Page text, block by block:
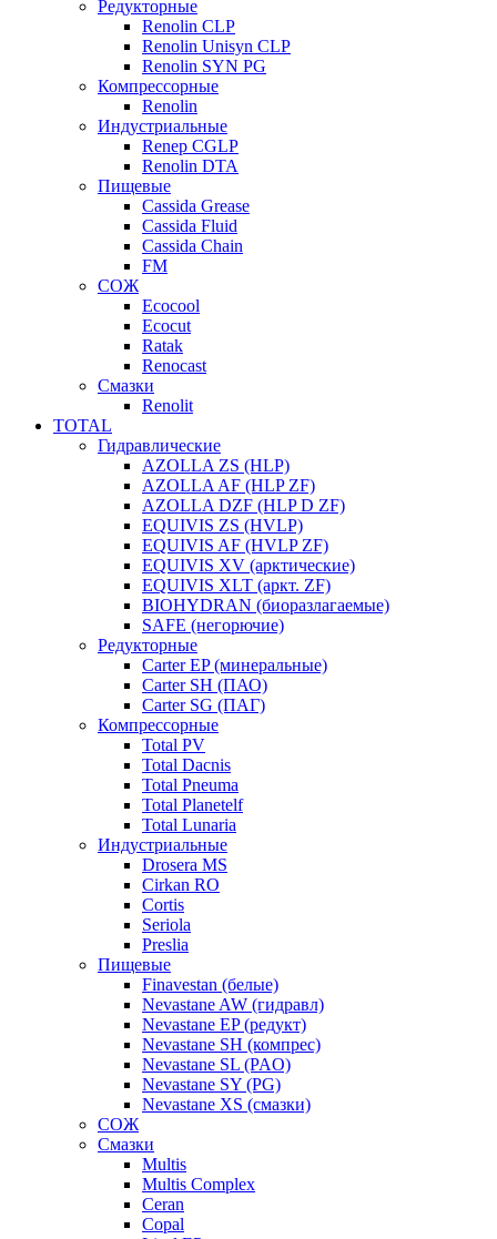
Редукторные
Renolin CLP
Renolin Unisyn CLP
Renolin SYN PG
Компрессорные
Renolin
Индустриальные
Renep CGLP
Renolin DTA
Пищевые
Cassida Grease
Cassida Fluid
Cassida Chain
FM
СОЖ
Ecocool
Ecocut
Ratak
Renocast
Смазки
Renolit
TOTAL
Гидравлические
AZOLLA ZS (HLP)
AZOLLA AF (HLP ZF)
AZOLLA DZF (HLP D ZF)
EQUIVIS ZS (HVLP)
EQUIVIS AF (HVLP ZF)
EQUIVIS XV (арктические)
EQUIVIS XLT (аркт. ZF)
BIOHYDRAN (биоразлагаемые)
SAFE (негорючие)
Редукторные
Carter EP (минеральные)
Carter SH (ПАО)
Carter SG (ПАГ)
Компрессорные
Total PV
Total Dacnis
Total Pneuma
Total Planetelf
Total Lunaria
Индустриальные
Drosera MS
Cirkan RO
Cortis
Seriola
Preslia
Пищевые
Finavestan (белые)
Nevastane AW (гидравл)
Nevastane EP (редукт)
Nevastane SH (компрес)
Nevastane SL (PAO)
Nevastane SY (PG)
Nevastane XS (смазки)
СОЖ
Смазки
Multis
Multis Complex
Ceran
Copal